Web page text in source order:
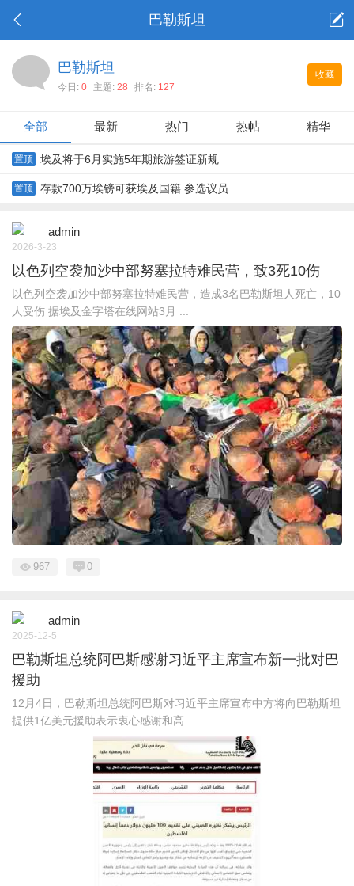
巴勒斯坦
收藏
巴勒斯坦
今日: 0 主题: 28 排名: 127
全部 最新 热门 热帖 精华
置顶 埃及将于6月实施5年期旅游签证新规
置顶 存款700万埃镑可获埃及国籍 参选议员
admin
2026-3-23
以色列空袭加沙中部努塞拉特难民营，致3死10伤
以色列空袭加沙中部努塞拉特难民营，造成3名巴勒斯坦人死亡，10
人受伤 据埃及金字塔在线网站3月 ...
967 0
admin
2025-12-5
巴勒斯坦总统阿巴斯感谢习近平主席宣布新一批对巴
援助
12月4日，巴勒斯坦总统阿巴斯对习近平主席宣布中方将向巴勒斯坦
提供1亿美元援助表示衷心感谢和高 ...